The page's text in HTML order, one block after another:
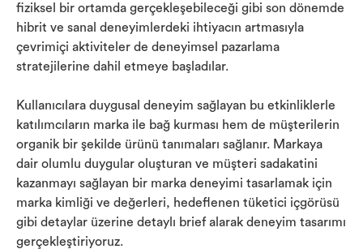
fiziksel bir ortamda gerçekleşebileceği gibi son dönemde
hibrit ve sanal deneyimlerdeki ihtiyacın artmasıyla
çevrimiçi aktiviteler de deneyimsel pazarlama
stratejilerine dahil etmeye başladılar.
Kullanıcılara duygusal deneyim sağlayan bu etkinliklerle
katılımcıların marka ile bağ kurması hem de müşterilerin
organik bir şekilde ürünü tanımaları sağlanır. Markaya
dair olumlu duygular oluşturan ve müşteri sadakatini
kazanmayı sağlayan bir marka deneyimi tasarlamak için
marka kimliği ve değerleri, hedeflenen tüketici içgörüsü
gibi detaylar üzerine detaylı brief alarak deneyim tasarımı
gerçekleştiriyoruz.